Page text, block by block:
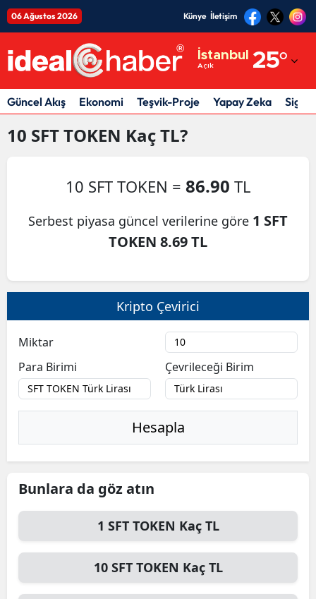
06 Ağustos 2026 Künye İletişim
İstanbul
Açık 25°
Adıyaman
Afyonkarahisar
Ankara
Antalya
Bilecik
Bingöl
Bitlis
Burdur
Çankırı
Çorum
Denizli
Güncel Akış Ekonomi Teşvik-Proje Yapay Zeka
10 SFT TOKEN Kaç TL?
10 SFT TOKEN = 86.90 TL
Serbest piyasa güncel verilerine göre 1 SFT
TOKEN 8.69 TL
Kripto Çevirici
Miktar
Para Birimi
Çevrileceği Birim
Hesapla
Bunlara da göz atın
1 SFT TOKEN Kaç TL
10 SFT TOKEN Kaç TL